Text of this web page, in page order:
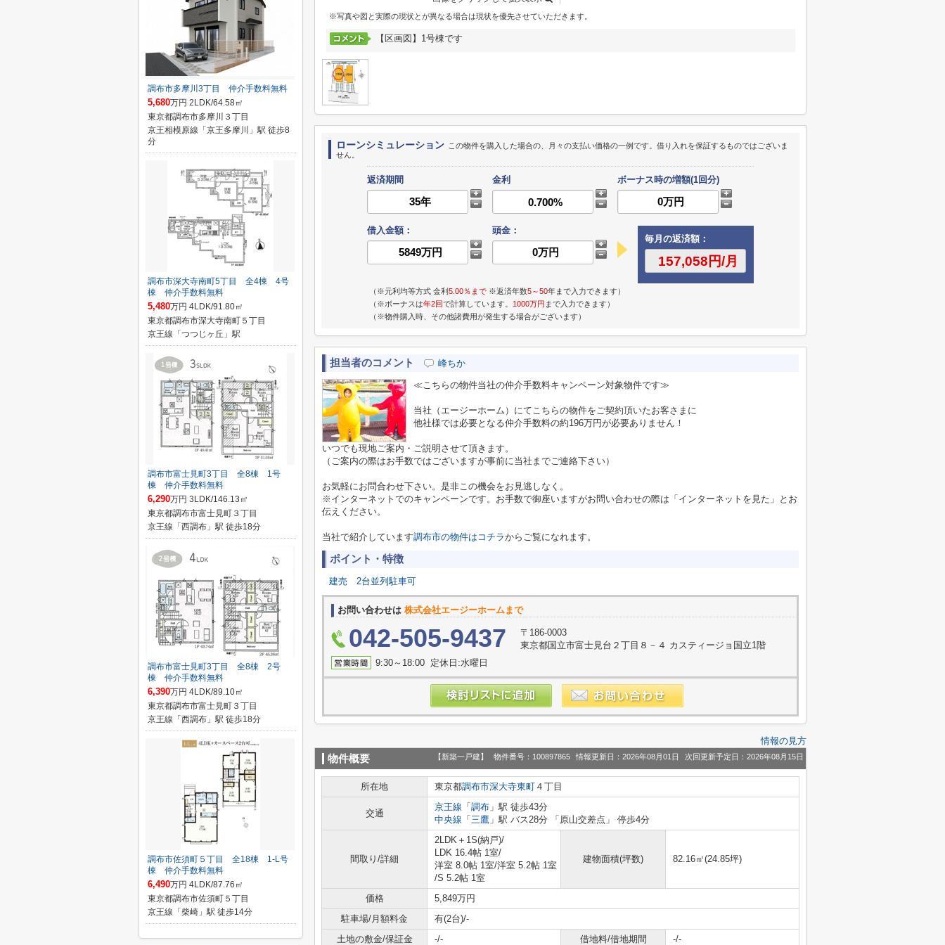
※写真や図と実際の現状とが異なる場合は現状を優先させていただきます。
【区画図】1号棟です
ローンシミュレーション この物件を購入した場合の、月々の支払い価格の一例です。借り入れを保証するものではございま
せん。
返済期間 金利 ボーナス時の増額(1回分)
借入金額：
頭金：
毎月の返済額：
（※元利均等方式 金利5.00％まで ※返済年数5～50年まで入力できます）
（※ボーナスは年2回で計算しています。 1000万円 まで入力できます）
（※物件購入時、その他諸費用が発生する場合がございます）
担当者のコメント 峰ちか
≪こちらの物件当社の仲介手数料キャンペーン対象物件です≫
当社（エージーホーム）にてこちらの物件をご契約頂いたお客さまに
他社様では必要となる仲介手数料の約196万円が必要ありません！
いつでも現地ご案内・ご説明させて頂きます。
（ご案内の際はお手数ではございますが事前に当社までご連絡下さい）
お気軽にお問合わせ下さい。是非この機会をお見逃しなく。
※インターネットでのキャンペーンです。お手数で御座いますがお問い合わせの際は「インターネットを見た」とお
伝えください。
当社で紹介しています調布市の物件はコチラからご覧になれます。
ポイント・特徴
建売 2台並列駐車可
お問い合わせは 株式会社エージーホームまで
042-505-9437
〒186-0003
東京都国立市富士見台２丁目８－４ カスティージョ国立1階
9:30～18:00 定休日:水曜日
情報の見方
物件概要 【新築一戸建】 物件番号：100897865 情報更新日：2026年08月01日 次回更新予定日：2026年08月15日
所在地 東京都調布市深大寺東町 ４丁目
交通
京王線 「 調布 」駅 徒歩43分
中央線 「 三鷹 」駅 バス28分 「原山交差点」 停歩4分
間取り/詳細
2LDK＋1S(納戸)/
LDK 16.4帖 1室/
洋室 8.0帖 1室/洋室 5.2帖 1室
/S 5.2帖 1室
建物面積(坪数) 82.16㎡(24.85坪)
価格
5,849万円
駐車場/月額料金
有(2台)/-
土地の敷金/保証金
-/- 借地料/借地期間
-/-
調布市多摩川3丁目 仲介手数料無料
5,680万円 2LDK/64.58㎡
東京都調布市多摩川３丁目
京王相模原線「京王多摩川」駅 徒歩8
分
調布市深大寺南町5丁目 全4棟 4号
棟 仲介手数料無料
5,480万円 4LDK/91.80㎡
東京都調布市深大寺南町５丁目
京王線「つつじヶ丘」駅
調布市富士見町3丁目 全8棟 1号
棟 仲介手数料無料
6,290万円 3LDK/146.13㎡
東京都調布市富士見町３丁目
京王線「西調布」駅 徒歩18分
調布市富士見町3丁目 全8棟 2号
棟 仲介手数料無料
6,390万円 4LDK/89.10㎡
東京都調布市富士見町３丁目
京王線「西調布」駅 徒歩18分
調布市佐須町５丁目 全18棟 1-L号
棟 仲介手数料無料
6,490万円 4LDK/87.76㎡
東京都調布市佐須町５丁目
京王線「柴崎」駅 徒歩14分